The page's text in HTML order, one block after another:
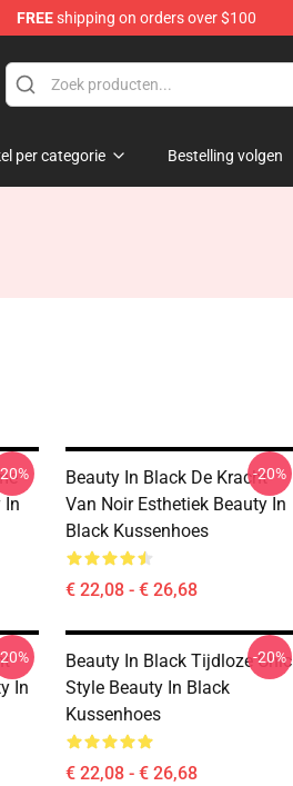
FREEshipping on orders over $100
per categorie Bestelling volgen
In
Beauty In Black De Kracht
Van Noir Esthetiek Beauty In
Black Kussenhoes
€ 22,08 - € 26,68
-20%
In
Beauty In Black Tijdloze Chic
Style Beauty In Black
Kussenhoes
€ 22,08 - € 26,68
-20%